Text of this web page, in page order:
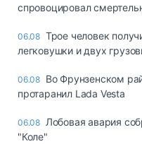
спровоцировал
06.08 Трое человек
легковушки и двух
06.08 Во Фрунзенском
протаранил Lada Vesta
06.08 Лобовая авария
"Коле"